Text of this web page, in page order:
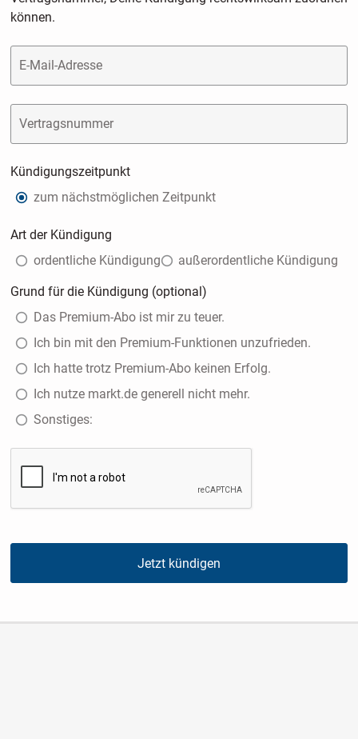
können.
E-Mail-Adresse
Vertragsnummer
Kündigungszeitpunkt
zum nächstmöglichen Zeitpunkt
Art der Kündigung
ordentliche Kündigung
außerordentliche Kündigung
Grund für die Kündigung (optional)
Das Premium-Abo ist mir zu teuer.
Ich bin mit den Premium-Funktionen unzufrieden.
Ich hatte trotz Premium-Abo keinen Erfolg.
Ich nutze markt.de generell nicht mehr.
Sonstiges:
Jetzt kündigen